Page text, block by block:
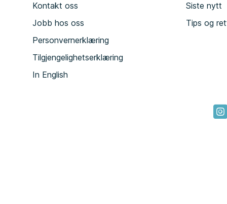
Kontakt oss
Jobb hos oss
Personvernerklæring
Tilgjengelighetserklæring
In English
Siste nytt
Tips og